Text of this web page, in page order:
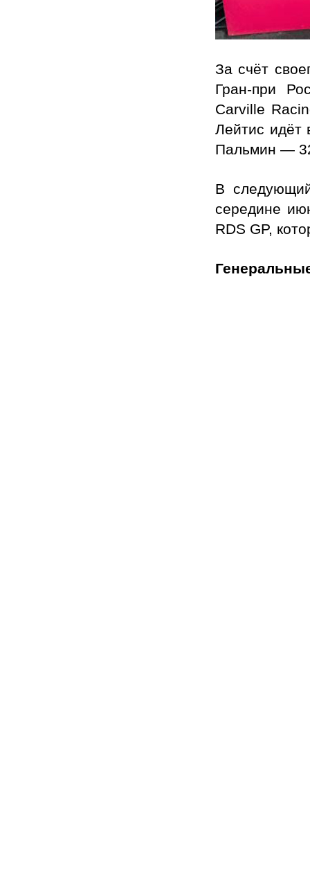
За счёт
Гран-при
Carville
Лейтис идёт
Пальмин —
В
середине
RDS GP,